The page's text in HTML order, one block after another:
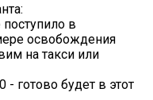
в
освобождения
на такси или
готово будет в этот